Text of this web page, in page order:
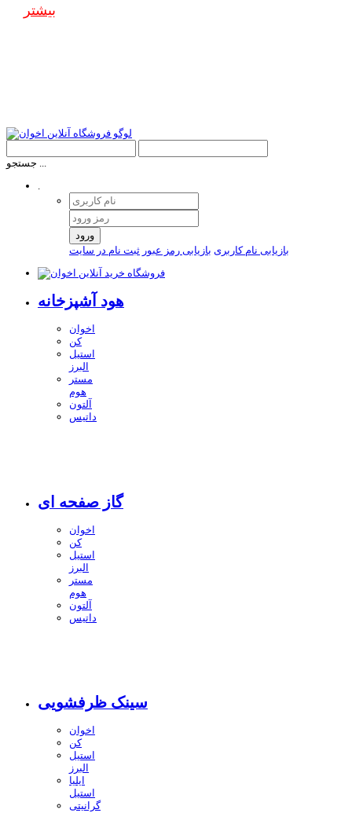
جستجو ...
.
ورود
بازیابی نام کاربری بازیابی رمز عبور ثبت نام در سایت
هود آشپزخانه
اخوان
کن
استیل
البرز
مستر
هوم
آلتون
داتیس
گاز صفحه ای
اخوان
کن
استیل
البرز
مستر
هوم
آلتون
داتیس
سینک ظرفشویی
اخوان
کن
استیل
البرز
ایلیا
استیل
گرانیتی
بیشتر